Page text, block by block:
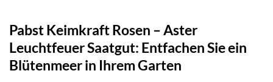
Pabst Keimkraft Rosen – Aster
Leuchtfeuer Saatgut: Entfachen Sie ein
Blütenmeer in Ihrem Garten